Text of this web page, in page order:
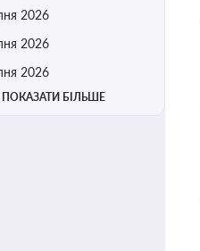
2026
2026
2026
ПОКАЗАТИ БІЛЬШЕ